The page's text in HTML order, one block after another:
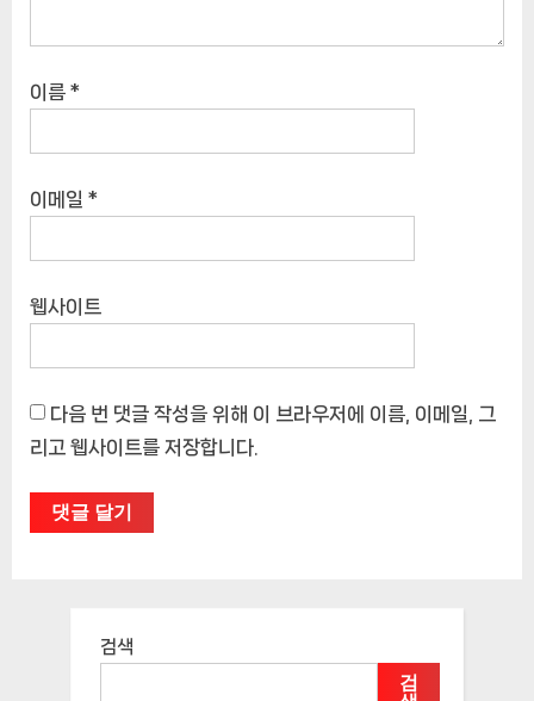
이름 *
이메일 *
웹사이트
다음 번 댓글 작성을 위해 이 브라우저에 이름, 이메일, 그
리고 웹사이트를 저장합니다.
검색
검